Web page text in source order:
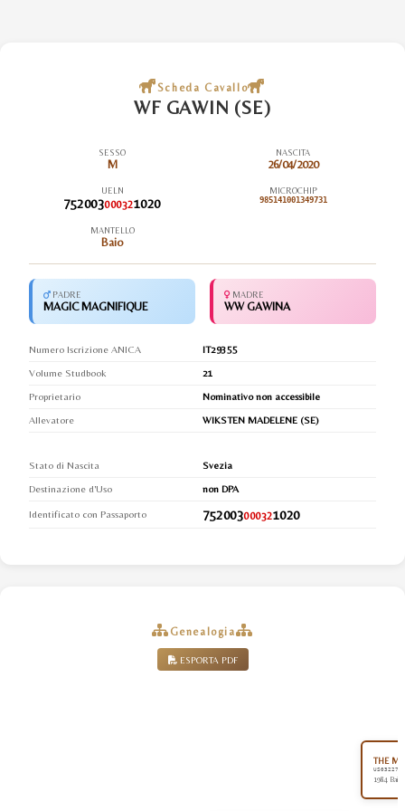
Scheda Cavallo
WF GAWIN (SE)
SESSO
M
NASCITA
26/04/2020
UELN
752003000321020
MICROCHIP
985141001349731
MANTELLO
Baio
PADRE
MAGIC MAGNIFIQUE
MADRE
WW GAWINA
Numero Iscrizione ANICA
IT29355
Volume Studbook
21
Proprietario
Nominativo non accessibile
Allevatore
WIKSTEN MADELENE (SE)
Stato di Nascita
Svezia
Destinazione d'Uso
non DPA
Identificato con Passaporto 752003000321020
Genealogia
ESPORTA PDF
THE
US0322707
1984 Baio